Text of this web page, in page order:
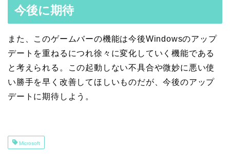
今後に期待
また、このゲームバーの機能は今後Windowsのアップ
デートを重ねるにつれ徐々に変化していく機能である
と考えられる。この起動しない不具合や微妙に悪い使
い勝手を早く改善してほしいものだが、今後のアップ
デートに期待しよう。
Microsoft